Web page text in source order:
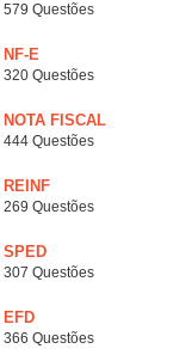
579 Questões
NF-E
320 Questões
NOTA FISCAL
444 Questões
REINF
269 Questões
SPED
307 Questões
EFD
366 Questões